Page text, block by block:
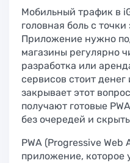
Мобильный трафик в
головная боль с
Приложение нужно
магазины регулярно
разработка или
сервисов стоит
закрывает этот
получают готовые
без очередей и
PWA (Progressive Web
приложение, которое